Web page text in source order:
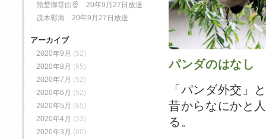
パンダのはなし
「パンダ外交」
昔からなにかと
る。
熊埜御堂由香 20年9月27日放送
茂木彩海 20年9月27日放送
アーカイブ
2020年9月 (52)
2020年8月 (65)
2020年7月 (52)
2020年6月 (52)
2020年5月 (65)
2020年4月 (53)
2020年3月 (60)